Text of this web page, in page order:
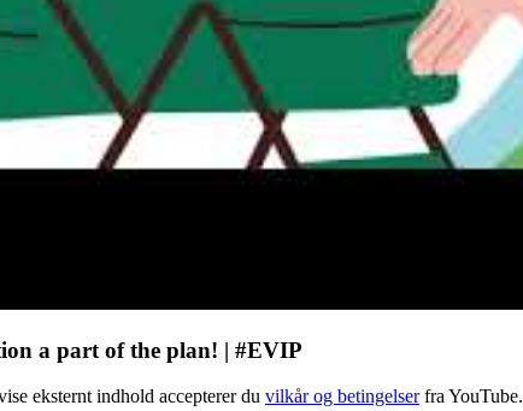
a part of the plan! | #EVIP
eksternt indhold accepterer du vilkår og betingelserfra YouTube.